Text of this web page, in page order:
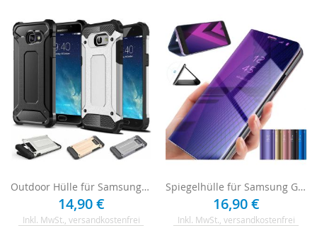
Outdoor Hülle für Samsung Galaxy A5 2017
14,90 €
Inkl. MwSt. , versandkostenfrei
Spiegelhülle für Samsung Galaxy A5 2017
16,90 €
Inkl. MwSt. , versandkostenfrei